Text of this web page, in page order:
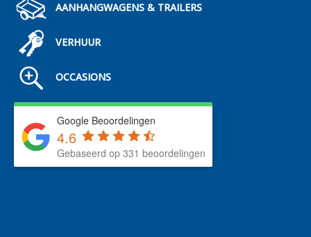
AANHANGWAGENS & TRAILERS
VERHUUR
OCCASIONS
Google Beoordelingen
4.6
Gebaseerd op 331 beoordelingen